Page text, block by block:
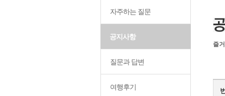
자주하는 질문
공지사항
질문과 답변
여행후기
즐